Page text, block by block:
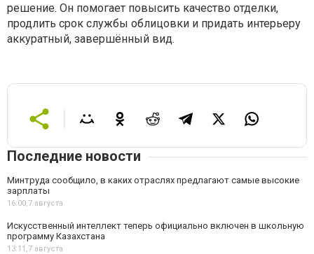
решение. Он помогает повысить качество отделки,
продлить срок службы облицовки и придать интерьеру
аккуратный, завершённый вид.
Последние новости
Минтруда сообщило, в каких отраслях предлагают самые высокие
зарплаты
16:00,7 августа
Искусственный интеллект теперь официально включен в школьную
программу Казахстана
13:11,7 августа